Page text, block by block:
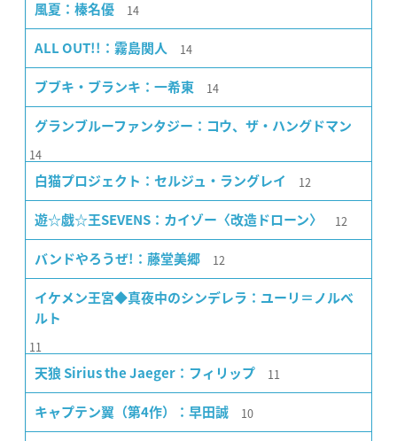
風夏：榛名優 14
ALL OUT!!：霧島関人 14
ブブキ・ブランキ：一希東 14
グランブルーファンタジー：コウ、ザ・ハングドマン
14
白猫プロジェクト：セルジュ・ラングレイ 12
遊☆戯☆王SEVENS：カイゾー〈改造ドローン〉 12
バンドやろうぜ!：藤堂美郷 12
イケメン王宮◆真夜中のシンデレラ：ユーリ＝ノルベ
ルト
11
天狼 Sirius the Jaeger：フィリップ 11
キャプテン翼（第4作）：早田誠 10